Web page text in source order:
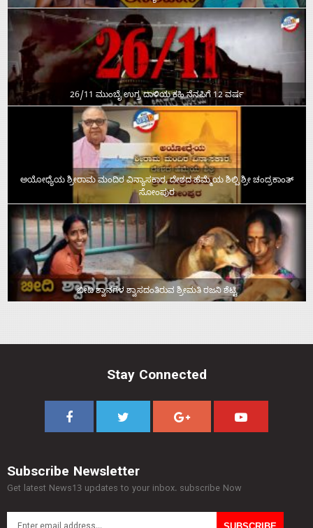
26/11 ಮುಂಬೈ ಉಗ್ರ ದಾಳಿಯ ಕಹಿ ನೆನಪಿಗೆ 12 ವರ್ಷ
ಅಯೋಧ್ಯೆಯ ಶ್ರೀರಾಮ ಮಂದಿರ ವಿನ್ಯಾಸಕಾರ, ದೇಶದ ಹೆಮ್ಮೆಯ ಶಿಲ್ಪಿ ಶ್ರೀ ಚಂದ್ರಕಾಂತ್‌
ಸೋಂಪುರ
ಬೀದಿ ಶ್ವಾನಗಳ ಶ್ವಾಸದಂತಿರುವ ಶ್ರೀಮತಿ ರಜನಿ ಶೆಟ್ಟಿ
Stay Connected
Subscribe Newsletter
Get latest News13 updates to your inbox. subscribe Now